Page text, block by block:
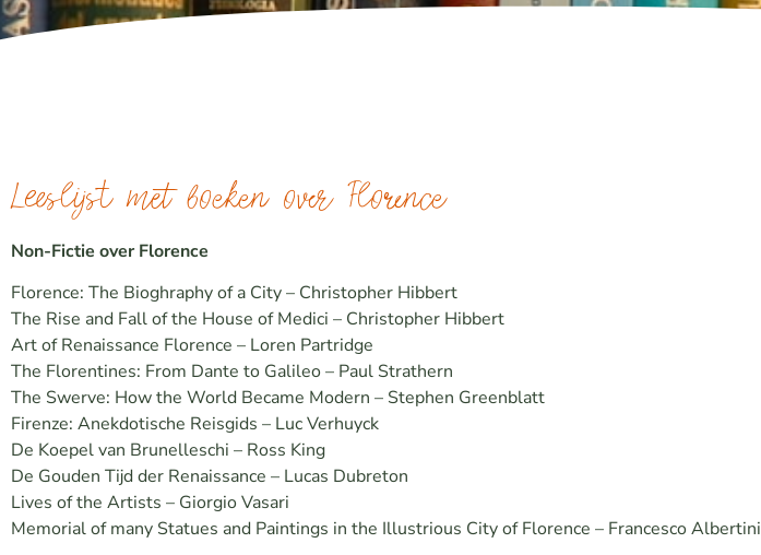
Leeslijst met boeken over Florence
Non-Fictie over Florence
Florence: The Bioghraphy of a City – Christopher Hibbert
The Rise and Fall of the House of Medici – Christopher Hibbert
Art of Renaissance Florence – Loren Partridge
The Florentines: From Dante to Galileo – Paul Strathern
The Swerve: How the World Became Modern – Stephen Greenblatt
Firenze: Anekdotische Reisgids – Luc Verhuyck
De Koepel van Brunelleschi – Ross King
De Gouden Tijd der Renaissance – Lucas Dubreton
Lives of the Artists – Giorgio Vasari
Memorial of many Statues and Paintings in the Illustrious City of Florence – Francesco Albertini